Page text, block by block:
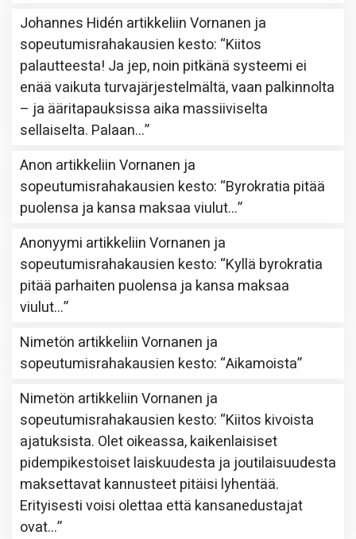
Johannes Hidén artikkeliinVornanen ja
sopeutumisrahakausien kesto: “Kiitos
palautteesta! Ja jep, noin pitkänä systeemi ei
enää vaikuta turvajärjestelmältä, vaan palkinnolta
– ja ääritapauksissa aika massiiviselta
sellaiselta. Palaan…”
Anon artikkeliinVornanen ja
sopeutumisrahakausien kesto: “Byrokratia pitää
puolensa ja kansa maksaa viulut…”
Anonyymi artikkeliinVornanen ja
sopeutumisrahakausien kesto: “Kyllä byrokratia
pitää parhaiten puolensa ja kansa maksaa
viulut…”
Nimetön artikkeliinVornanen ja
sopeutumisrahakausien kesto: “Aikamoista”
Nimetön artikkeliinVornanen ja
sopeutumisrahakausien kesto: “Kiitos kivoista
ajatuksista. Olet oikeassa, kaikenlaisiset
pidempikestoiset laiskuudesta ja joutilaisuudesta
maksettavat kannusteet pitäisi lyhentää.
Erityisesti voisi olettaa että kansanedustajat
ovat…”